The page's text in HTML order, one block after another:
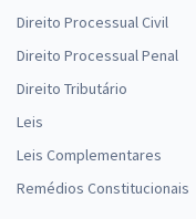
Direito Processual Civil
Direito Processual Penal
Direito Tributário
Leis
Leis Complementares
Remédios Constitucionais